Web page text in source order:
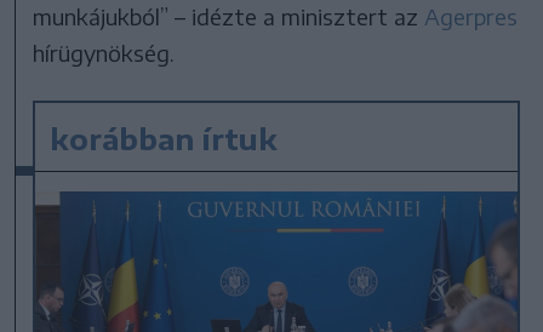
munkájukból” – idézte a minisztert az Agerpres
hírügynökség.
korábban írtuk